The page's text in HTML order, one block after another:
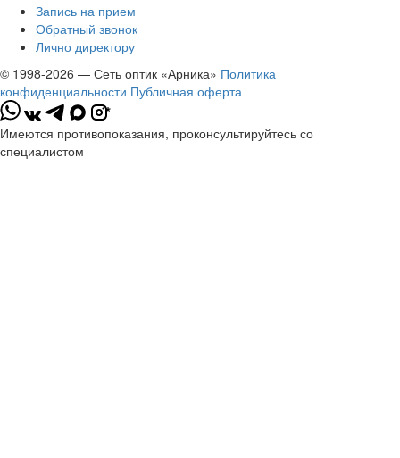
Запись на прием
Обратный звонок
Лично директору
© 1998-2026 — Сеть оптик «Арника» Политика
конфиденциальности Публичная оферта
*
Имеются противопоказания, проконсультируйтесь со
специалистом